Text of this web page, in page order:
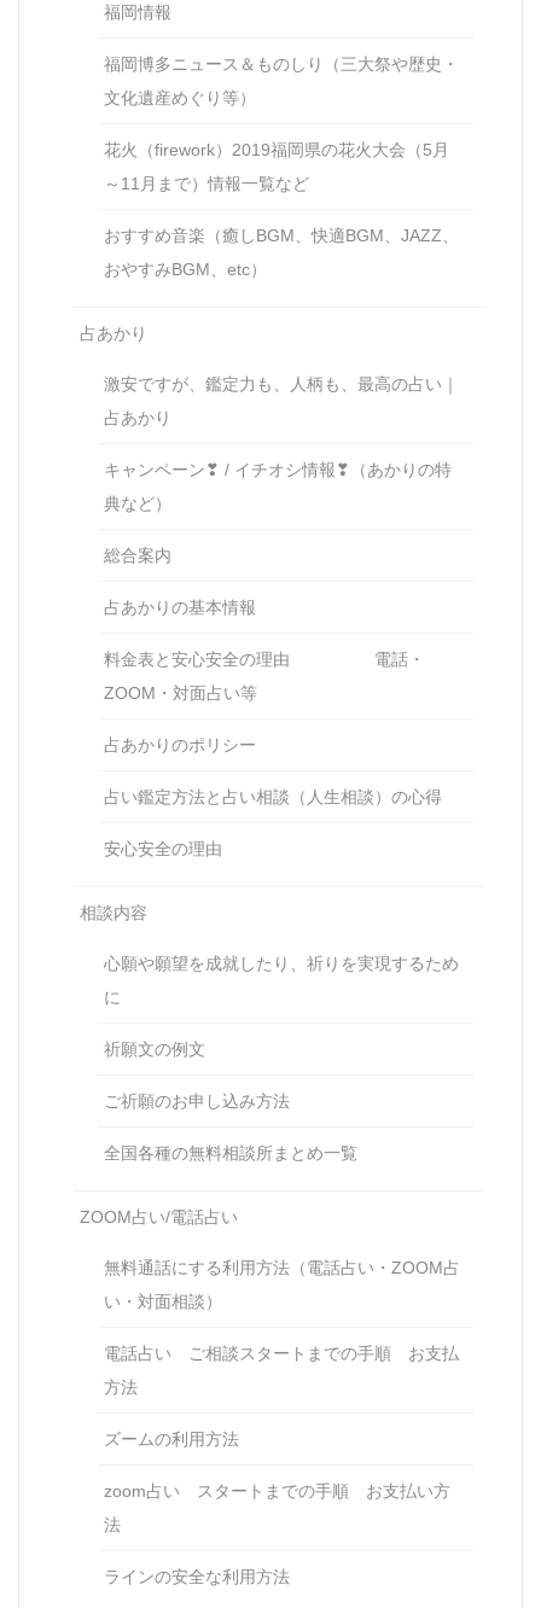
福岡情報
福岡博多ニュース＆ものしり（三大祭や歴史・
文化遺産めぐり等）
花火（firework）2019福岡県の花火大会（5月
～11月まで）情報一覧など
おすすめ音楽（癒しBGM、快適BGM、JAZZ、
おやすみBGM、etc）
占あかり
激安ですが、鑑定力も、人柄も、最高の占い｜
占あかり
キャンペーン❣ / イチオシ情報❣（あかりの特
典など）
総合案内
占あかりの基本情報
料金表と安心安全の理由 電話・
ZOOM・対面占い等
占あかりのポリシー
占い鑑定方法と占い相談（人生相談）の心得
安心安全の理由
相談内容
心願や願望を成就したり、祈りを実現するため
に
祈願文の例文
ご祈願のお申し込み方法
全国各種の無料相談所まとめ一覧
ZOOM占い/電話占い
無料通話にする利用方法（電話占い・ZOOM占
い・対面相談）
電話占い ご相談スタートまでの手順 お支払
方法
ズームの利用方法
zoom占い スタートまでの手順 お支払い方
法
ラインの安全な利用方法